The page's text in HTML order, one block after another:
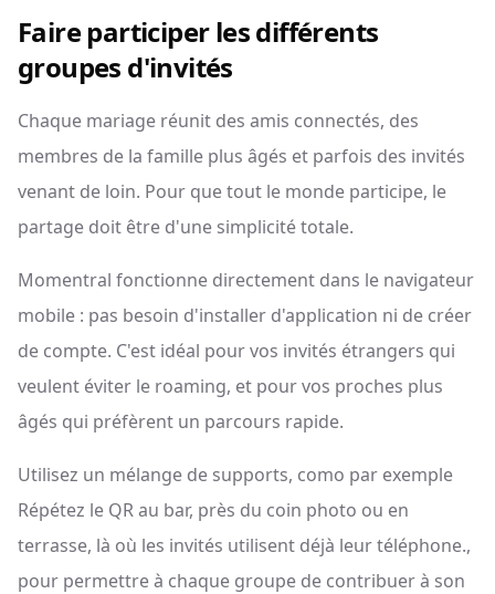
Faire participer les différents
groupes d'invités
Chaque mariage réunit des amis connectés, des
membres de la famille plus âgés et parfois des invités
venant de loin. Pour que tout le monde participe, le
partage doit être d'une simplicité totale.
Momentral fonctionne directement dans le navigateur
mobile : pas besoin d'installer d'application ni de créer
de compte. C'est idéal pour vos invités étrangers qui
veulent éviter le roaming, et pour vos proches plus
âgés qui préfèrent un parcours rapide.
Utilisez un mélange de supports, como par exemple
Répétez le QR au bar, près du coin photo ou en
terrasse, là où les invités utilisent déjà leur téléphone.,
pour permettre à chaque groupe de contribuer à son